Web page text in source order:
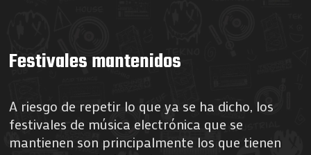
Festivales mantenidos
A riesgo de repetir lo que ya se ha dicho, los
festivales de música electrónica que se
mantienen son principalmente los que tienen